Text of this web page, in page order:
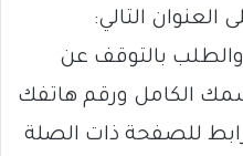
العنوان التالي:
bldtna3@gmail.com والطلب بالتوقف عن
الكامل ورقم هاتفك
للصفحة ذات الصلة